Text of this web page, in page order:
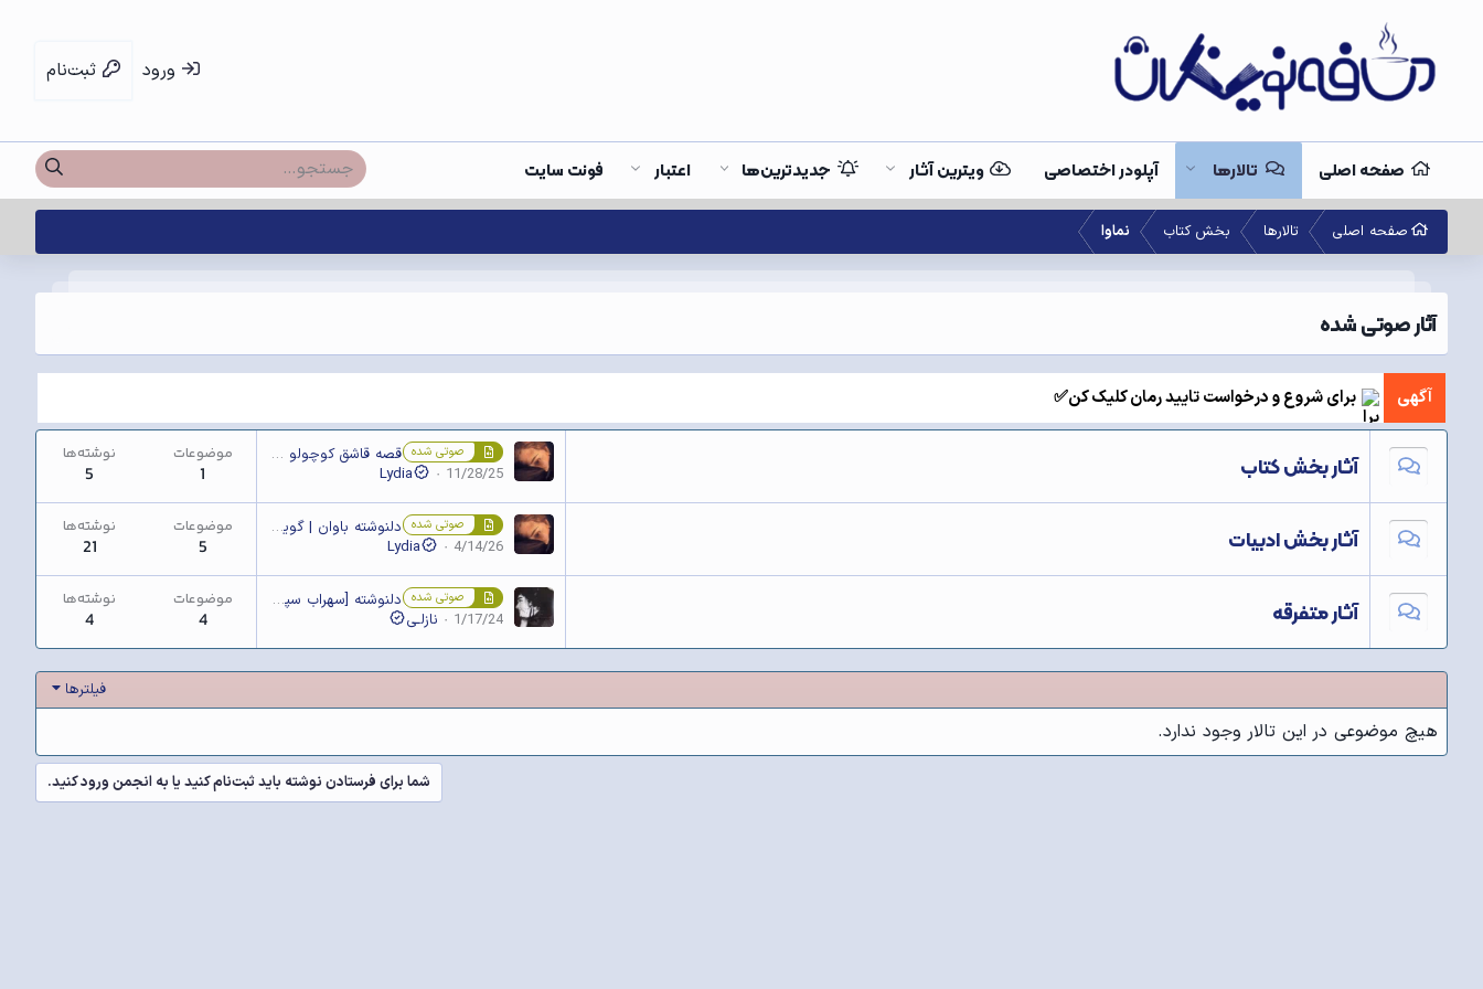
ورود ثبت‌نام
صفحه اصلی تالارها آپلودر اختصاصی ویترین آثار جدیدترین‌ها اعتبار فونت سایت
صفحه اصلی تالارها بخش کتاب نماوا
آثار صوتی شده
آگهی برای شروع و درخواست تایید رمان کلیک کن✅
آثار بخش کتاب موضوعات
1
نوشته‌ها
5
صوتی شده قصه قاشق کوچولو • گوینده چکاوک
11/28/25
Lydia
آثار بخش ادبیات موضوعات
5
نوشته‌ها
21
صوتی شده دلنوشته باوان | گوینده ریحانه اصلانی
4/14/26
Lydia
آثار متفرقه موضوعات
4
نوشته‌ها
4
صوتی شده دلنوشته [سهراب سپهری]
1/17/24
نازلـی
فیلترها
هیچ موضوعی در این تالار وجود ندارد.
شما برای فرستادن نوشته باید ثبت‌نام کنید یا به انجمن ورود کنید.